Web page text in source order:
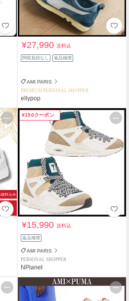
¥27,990送料込
関税負担なし 返品補償
AMI PARIS
PREMIUM PERSONAL SHOPPER
ellypop
¥150クーポン
¥15,990送料込
返品補償
AMI PARIS
PERSONAL SHOPPER
NPlanet